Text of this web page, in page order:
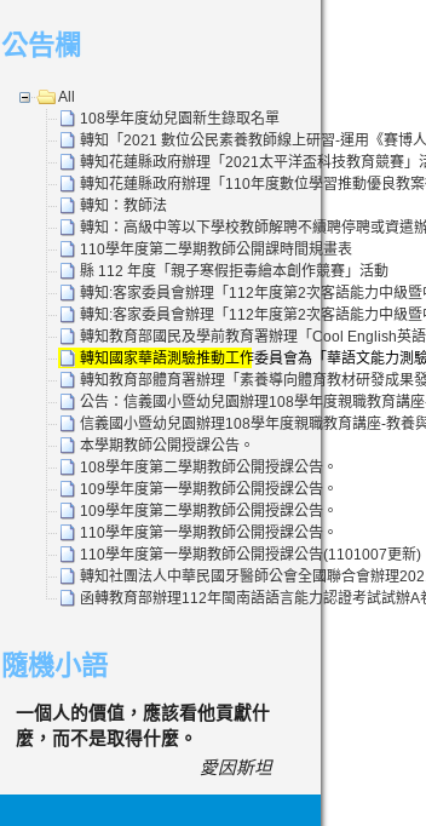
公告欄
All
108學年度幼兒園新生錄取名單
轉知「2021 數位公民素養教師線上研習-運用《賽博
轉知花蓮縣政府辦理「2021太平洋盃科技教育競賽」
轉知花蓮縣政府辦理「110年度數位學習推動優良教
轉知：教師法
轉知：高級中等以下學校教師解聘不續聘停聘或資遣
110學年度第二學期教師公開課時間規畫表
縣 112 年度「親子寒假拒毒繪本創作競賽」活動
轉知:客家委員會辦理「112年度第2次客語能力中級
轉知:客家委員會辦理「112年度第2次客語能力中級
轉知教育部國民及學前教育署辦理「Cool English英
轉知國家華語測驗推動工作委員會為「華語文能力測
轉知教育部體育署辦理「素養導向體育教材研發成果
公告：信義國小暨幼兒園辦理108學年度親職教育講
信義國小暨幼兒園辦理108學年度親職教育講座-教養
本學期教師公開授課公告。
108學年度第二學期教師公開授課公告。
109學年度第一學期教師公開授課公告。
109學年度第二學期教師公開授課公告。
110學年度第一學期教師公開授課公告。
110學年度第一學期教師公開授課公告(1101007更新)
轉知社團法人中華民國牙醫師公會全國聯合會辦理
函轉教育部辦理112年閩南語語言能力認證考試試辦
隨機小語
一個人的價值，應該看他貢獻什
麼，而不是取得什麼。
愛因斯坦